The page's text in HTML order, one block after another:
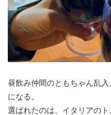
昼飲み仲間のともちゃん乱
になる。
選ばれたのは、イタリアの